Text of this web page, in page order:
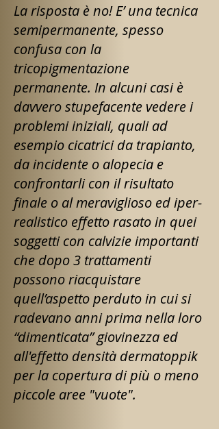
La risposta è no! E’ una tecnica
semipermanente, spesso
confusa con la
tricopigmentazione
permanente. In alcuni casi è
davvero stupefacente vedere i
problemi iniziali, quali ad
esempio cicatrici da trapianto,
da incidente o alopecia e
confrontarli con il risultato
finale o al meraviglioso ed iper-
realistico effetto rasato in quei
soggetti con calvizie importanti
che dopo 3 trattamenti
possono riacquistare
quell’aspetto perduto in cui si
radevano anni prima nella loro
“dimenticata” giovinezza ed
all'effetto densità dermatoppik
per la copertura di più o meno
piccole aree "vuote".